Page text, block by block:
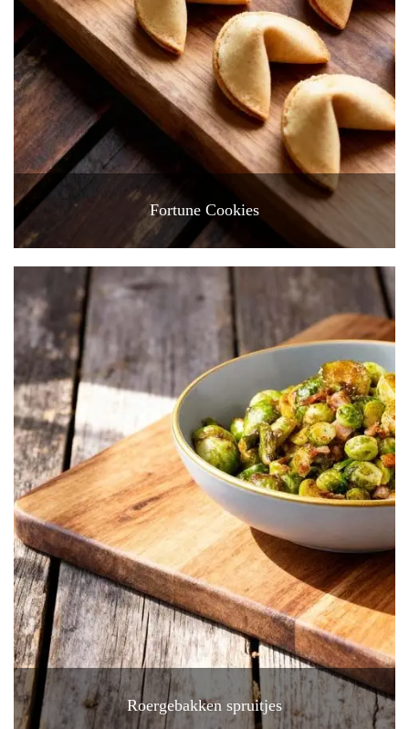
Fortune Cookies
Roergebakken spruitjes